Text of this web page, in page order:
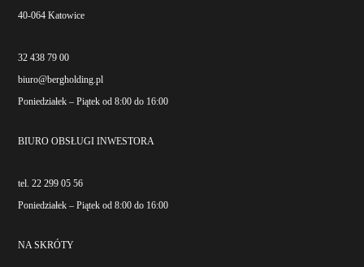
40-064 Katowice
32 438 79 00
biuro@bergholding.pl
Poniedziałek – Piątek od 8:00 do 16:00
BIURO OBSŁUGI INWESTORA
tel. 22 299 05 56
Poniedziałek – Piątek od 8:00 do 16:00
NA SKRÓTY